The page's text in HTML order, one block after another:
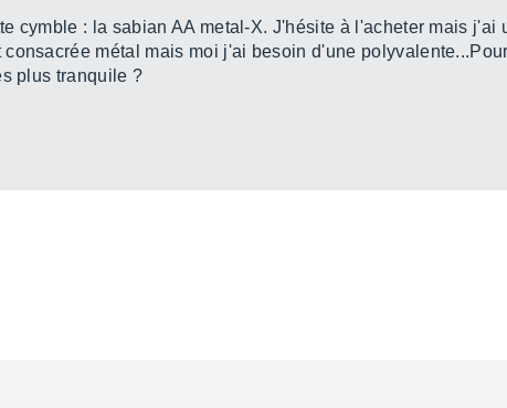
cymble : la sabian AA metal-X. J'hésite à l'acheter mais j'ai
consacrée métal mais moi j'ai besoin d'une
plus tranquile ?